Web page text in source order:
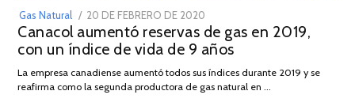
Gas Natural
POSTED
ON
20 DE FEBRERO DE 2020
DE
JULIO
2025
Canacol aumentó reservas de gas en 2019,
con un índice de vida de 9 años
La empresa canadiense aumentó todos sus índices durante 2019 y se
reafirma como la segunda productora de gas natural en …